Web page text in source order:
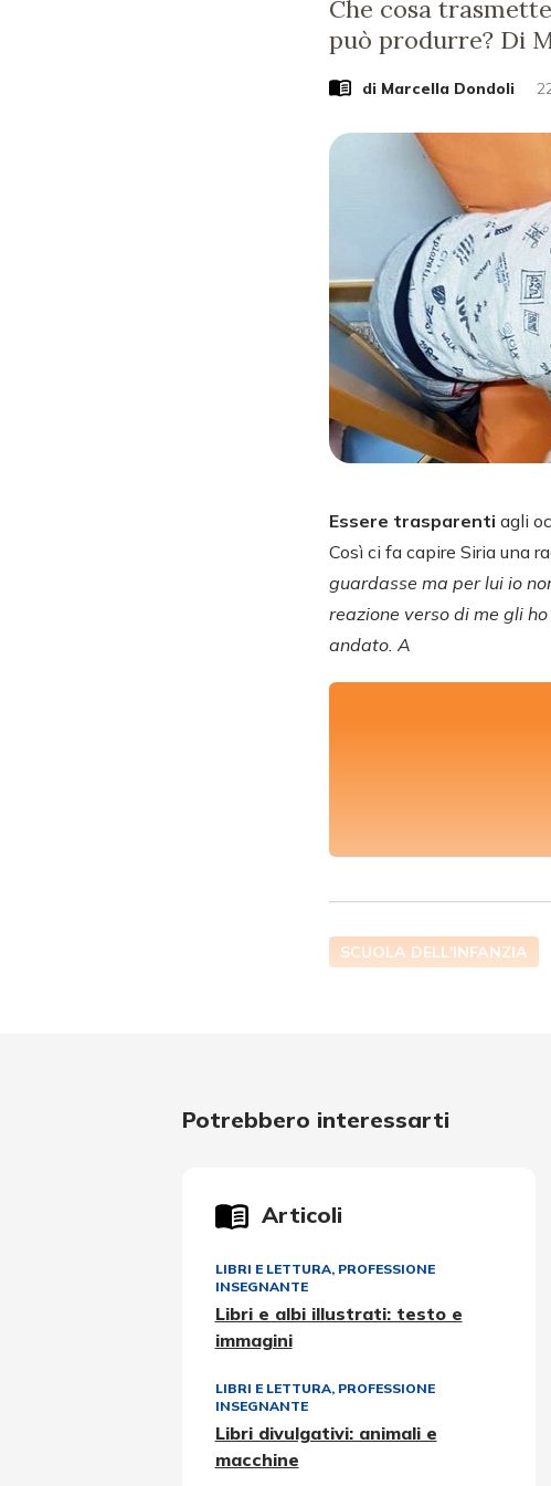
Che cosa
può produrre? Di
di Marcella Dondoli
Essere trasparenti agli
Così ci fa capire Siria una
guardasse ma per lui io
reazione verso di me gli
andato. A
SCUOLA DELL'INFANZIA
Potrebbero interessarti
Articoli
LIBRI E LETTURA, PROFESSIONE
INSEGNANTE
Libri e albi illustrati: testo e
immagini
LIBRI E LETTURA, PROFESSIONE
INSEGNANTE
Libri divulgativi: animali e
macchine